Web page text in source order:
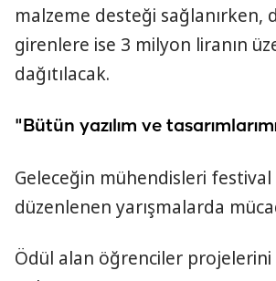
malzeme desteği sağlanırken,
girenlere ise 3 milyon liranın
dağıtılacak.
"Bütün yazılım ve
Geleceğin mühendisleri festival
düzenlenen yarışmalarda
Ödül alan öğrenciler projelerini